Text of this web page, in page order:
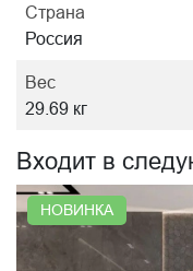
Страна
Россия
Вес
29.69 кг
Входит в
НОВИНКА